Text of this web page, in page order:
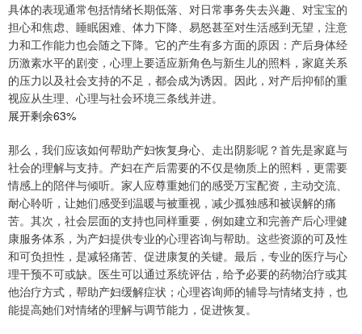
具体的表现通常包括情绪长期低落、对日常事务失去兴趣、对宝宝的
担心和焦虑、睡眠困难、体力下降、易怒甚至对生活感到无望，注意
力和工作能力也会随之下降。它的产生有多方面的原因：产后身体经
历激素水平的剧变，心理上要适应新角色与新生儿的照料，家庭关系
的压力以及社会支持的不足，都会成为诱因。因此，对产后抑郁的重
视应从生理、心理与社会环境三条线并进。
展开剩余63%
那么，我们应该如何帮助产妇恢复身心、走出阴影呢？首先是家庭与
社会的理解与支持。产妇在产后需要的不仅是物质上的照料，更需要
情感上的陪伴与倾听。家人应尊重她们的感受万宝配资，主动交流、
耐心聆听，让她们感受到温暖与被重视，减少孤独感和被误解的痛
苦。其次，社会层面的支持也同样重要，例如建立和完善产后心理健
康服务体系，为产妇提供专业的心理咨询与帮助。这些资源的可及性
和可负担性，是减轻痛苦、促进康复的关键。最后，专业的医疗与心
理干预不可或缺。医生可以通过系统评估，给予必要的药物治疗或其
他治疗方式，帮助产妇缓解症状；心理咨询师的辅导与情绪支持，也
能提高她们对情绪的理解与调节能力，促进恢复。